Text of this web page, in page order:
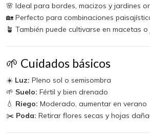
🌸 Ideal para bordes, macizos y jardines
🏡 Perfecto para combinaciones
🪴 También puede cultivarse en macetas
🌱 Cuidados básicos
☀️ Luz: Pleno sol o semisombra
🌱 Suelo: Fértil y bien drenado
💧 Riego: Moderado, aumentar en verano
✂️ Poda: Retirar flores secas y hojas